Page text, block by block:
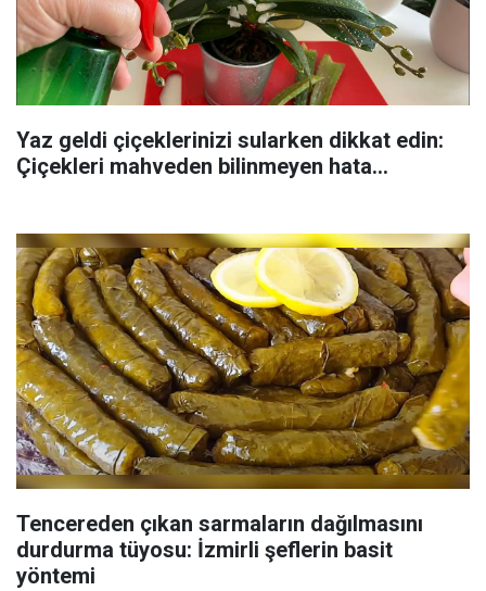
Yaz geldi çiçeklerinizi sularken dikkat edin:
Çiçekleri mahveden bilinmeyen hata...
Tencereden çıkan sarmaların dağılmasını
durdurma tüyosu: İzmirli şeflerin basit
yöntemi